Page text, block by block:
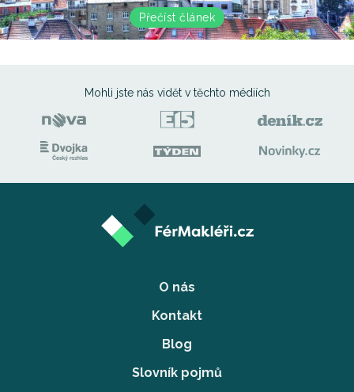
Přečíst článek
Mohli jste nás vidět v těchto médiích
O nás
Kontakt
Blog
Slovník pojmů